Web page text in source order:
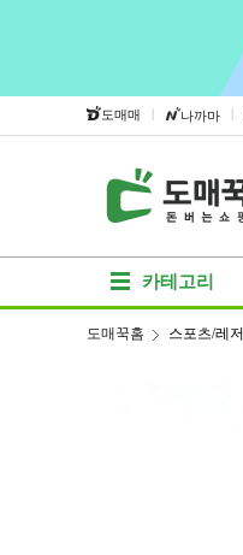
도매매 | 나까마 |
카테고리
도매꾹홈 스포츠/레저